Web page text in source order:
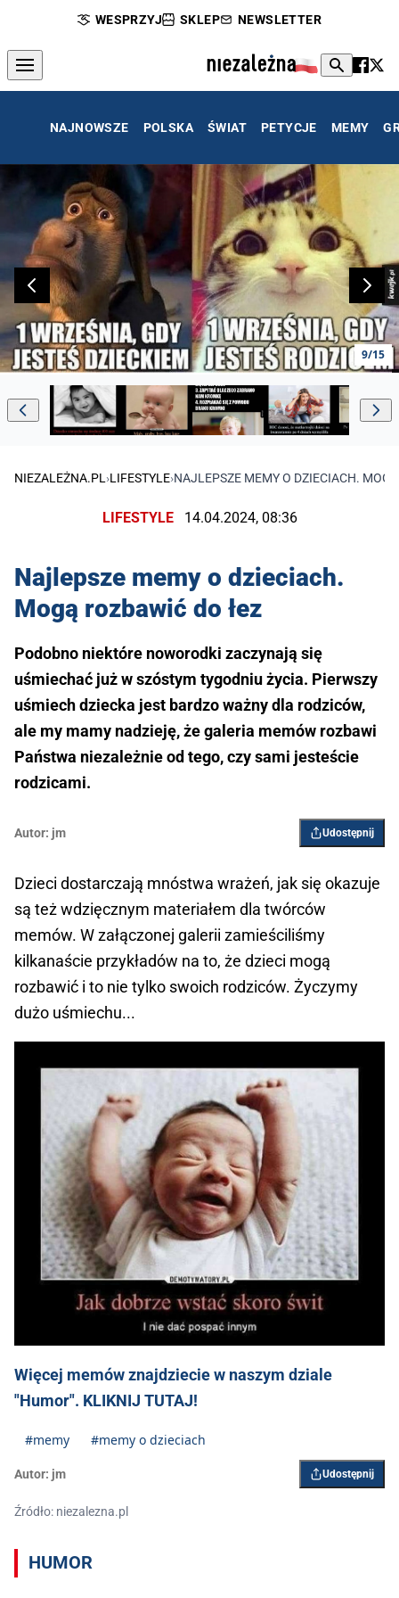
WESPRZYJ SKLEP NEWSLETTER
NAJNOWSZE POLSKA ŚWIAT PETYCJE MEMY
9/15
NIEZALEŻNA.PL ›LIFESTYLE›NAJLEPSZE MEMY O DZIECIACH.
LIFESTYLE 14.04.2024, 08:36
Najlepsze memy o dzieciach.
Mogą rozbawić do łez
Podobno niektóre noworodki zaczynają się
uśmiechać już w szóstym tygodniu życia. Pierwszy
uśmiech dziecka jest bardzo ważny dla rodziców,
ale my mamy nadzieję, że galeria memów rozbawi
Państwa niezależnie od tego, czy sami jesteście
rodzicami.
Autor: jm Udostępnij
Dzieci dostarczają mnóstwa wrażeń, jak się okazuje
są też wdzięcznym materiałem dla twórców
memów. W załączonej galerii zamieściliśmy
kilkanaście przykładów na to, że dzieci mogą
rozbawić i to nie tylko swoich rodziców. Życzymy
dużo uśmiechu...
Więcej memów znajdziecie w naszym dziale
"Humor". KLIKNIJ TUTAJ!
#memy #memy o dzieciach
Autor: jm Udostępnij
Źródło: niezalezna.pl
HUMOR